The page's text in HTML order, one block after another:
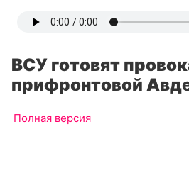
ВСУ готовят
прифронтовой
Полная версия